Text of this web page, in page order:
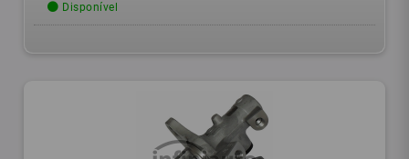
Disponível